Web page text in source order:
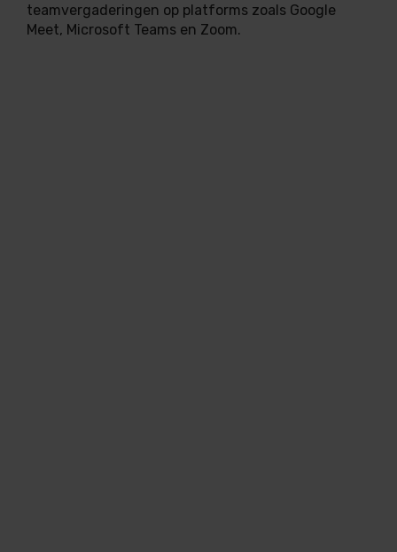
teamvergaderingen op platforms zoals Google
Meet, Microsoft Teams en Zoom.